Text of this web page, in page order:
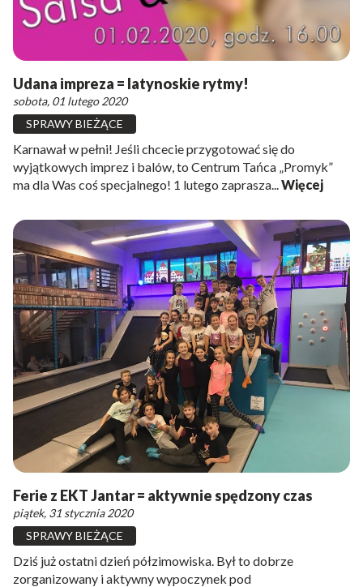
Udana impreza = latynoskie rytmy!
sobota, 01 lutego 2020
SPRAWY BIEŻĄCE
Karnawał w pełni! Jeśli chcecie przygotować się do
wyjątkowych imprez i balów, to Centrum Tańca „Promyk”
ma dla Was coś specjalnego! 1 lutego zaprasza... Więcej
Ferie z EKT Jantar = aktywnie spędzony czas
piątek, 31 stycznia 2020
SPRAWY BIEŻĄCE
Dziś już ostatni dzień półzimowiska. Był to dobrze
zorganizowany i aktywny wypoczynek pod